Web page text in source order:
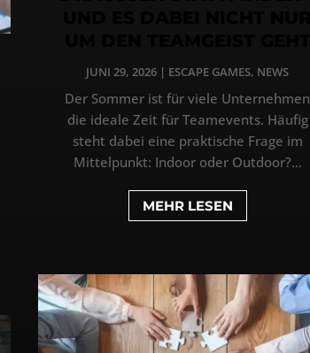
JUNI 29, 2026 | ESCAPE GAMES, NEWS
Der Sommer ist für viele Unternehmen
die ideale Zeit für Teamevents. Häufig
steht dabei eine praktische Frage im
Mittelpunkt: Indoor oder Outdoor?...
MEHR LESEN